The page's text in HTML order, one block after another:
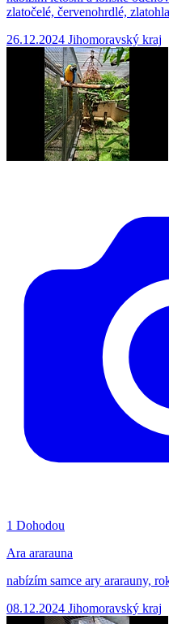
zlatočelé, červenohrdlé,
26.12.2024 Jihomoravský kraj
1 Dohodou
Ara ararauna
nabízím samce ary ararauny,
08.12.2024 Jihomoravský kraj